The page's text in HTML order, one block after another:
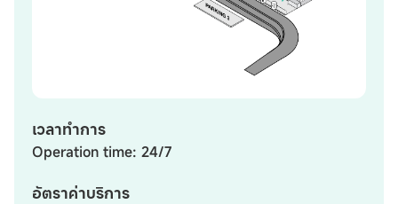
เวลาทำการ
Operation time: 24/7
อัตราค่าบริการ